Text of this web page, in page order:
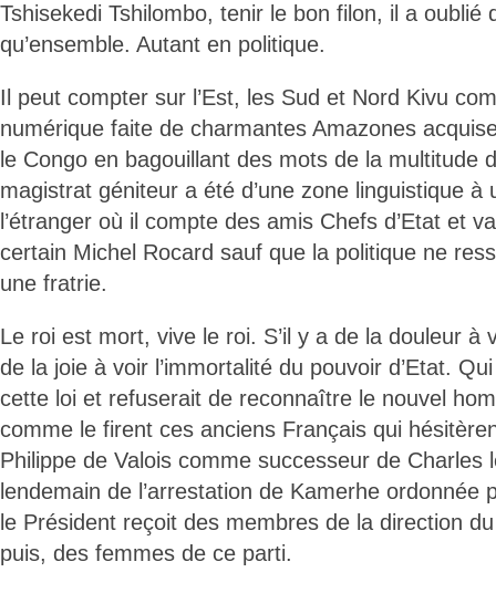
Tshisekedi Tshilombo, tenir le bon filon, il a oublié
qu’ensemble. Autant en politique.
Il peut compter sur l’Est, les Sud et Nord Kivu
numérique faite de charmantes Amazones
le Congo en bagouillant des mots de la multitude
magistrat géniteur a été d’une zone linguistique
l’étranger où il compte des amis Chefs d’Etat et
certain Michel Rocard sauf que la politique ne
une fratrie.
Le roi est mort, vive le roi. S’il y a de la douleur à
de la joie à voir l’immortalité du pouvoir d’Etat.
cette loi et refuserait de reconnaître le nouvel
comme le firent ces anciens Français qui
Philippe de Valois comme successeur de Charles
lendemain de l’arrestation de Kamerhe ordonnée
le Président reçoit des membres de la direction
puis, des femmes de ce parti.